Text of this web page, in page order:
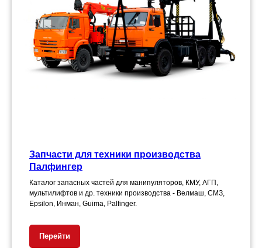
Запчасти для техники производства
Палфингер
Каталог запасных частей для манипуляторов, КМУ, АГП,
мультилифтов и др. техники производства - Велмаш, СМЗ,
Epsilon, Инман, Guima, Palfinger.
Перейти